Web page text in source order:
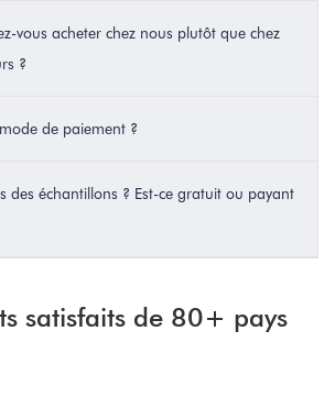
vous acheter chez nous plutôt que chez
?
de paiement ?
des échantillons ? Est-ce gratuit ou payant
satisfaits de 80+ pays